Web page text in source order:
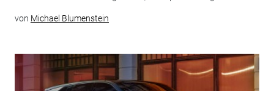
von Michael Blumenstein